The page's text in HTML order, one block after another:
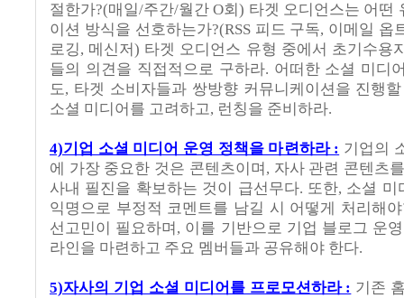
절한가?(매일/주간/월간 O회) 타겟 오디언스는 어떤
이션 방식을 선호하는가?(RSS 피드 구독, 이메일 옵
로깅, 메신저) 타겟 오디언스 유형 중에서 초기수용
들의 의견을 직접적으로 구하라. 어떠한 소셜 미디
도, 타겟 소비자들과 쌍방향 커뮤니케이션을 진행
소셜 미디어를 고려하고, 런칭을 준비하라.
4)기업 소셜 미디어 운영 정책을 마련하라 : 기업의
에 가장 중요한 것은 콘텐츠이며, 자사 관련 콘텐츠
사내 필진을 확보하는 것이 급선무다. 또한, 소셜 미
익명으로 부정적 코멘트를 남길 시 어떻게 처리해
선고민이 필요하며, 이를 기반으로 기업 블로그 운
라인을 마련하고 주요 멤버들과 공유해야 한다.
5)자사의 기업 소셜 미디어를 프로모션하라 : 기존